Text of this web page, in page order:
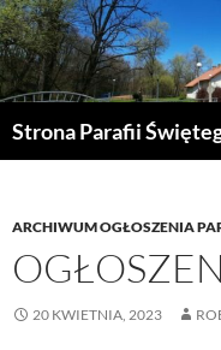
Przejdź
do
treści
ARCHIWUM OGŁOSZENIA
20 KWIETNIA, 2023